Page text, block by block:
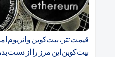
بیت‌کوین این مرز را از دست